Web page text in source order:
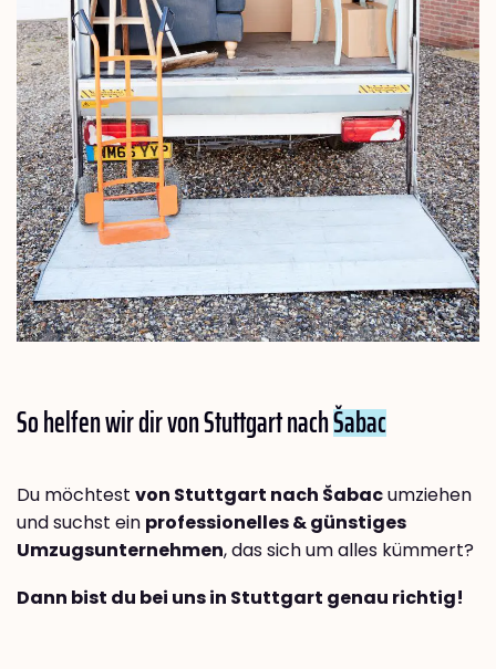
So helfen wir dir von Stuttgart nachŠabac
Du möchtest von Stuttgart nach Šabacumziehen
und suchst ein professionelles & günstiges
Umzugsunternehmen, das sich um alles kümmert?
Dann bist du bei uns in Stuttgart genau richtig!